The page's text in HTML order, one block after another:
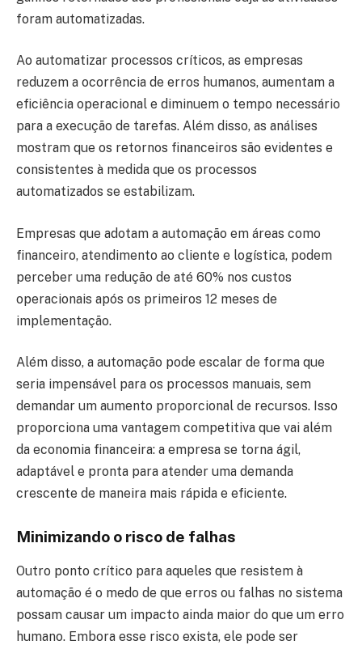
foram automatizadas.
Ao automatizar processos críticos, as empresas
reduzem a ocorrência de erros humanos, aumentam a
eficiência operacional e diminuem o tempo necessário
para a execução de tarefas. Além disso, as análises
mostram que os retornos financeiros são evidentes e
consistentes à medida que os processos
automatizados se estabilizam.
Empresas que adotam a automação em áreas como
financeiro, atendimento ao cliente e logística, podem
perceber uma redução de até 60% nos custos
operacionais após os primeiros 12 meses de
implementação.
Além disso, a automação pode escalar de forma que
seria impensável para os processos manuais, sem
demandar um aumento proporcional de recursos. Isso
proporciona uma vantagem competitiva que vai além
da economia financeira: a empresa se torna ágil,
adaptável e pronta para atender uma demanda
crescente de maneira mais rápida e eficiente.
Minimizando o risco de falhas
Outro ponto crítico para aqueles que resistem à
automação é o medo de que erros ou falhas no sistema
possam causar um impacto ainda maior do que um erro
humano. Embora esse risco exista, ele pode ser